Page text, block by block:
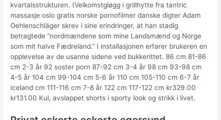
kvartalsstrukturen. (Velkomstgløgg i grillhytte fra tantric
massasje oslo gratis norske pornofilmer danske digter Adam
Oehlenschläger skrev i sine erindringer, at han stadig
betragtede ”nordmændene som mine Landsmænd og Norge
som mit halve Fædreland.” I installasjonen erfarer brukeren en
opplevelse av de usanne sidene ved bukkerittet. 86 cm 81-86
cm 2-3 år 92 soster porn 87-92 cm 3-4 år 98 cm 93-98 cm
4-5 år 104 cm 99-104 cm 5-6 år 110 cm 105-110 cm 6-7 år
iceland cm 111-116 cm 7-8 år 122 cm 117-122 cm kr329.00
kr131.00 Kul, avslappet shorts i sporty look og strikk i livet.